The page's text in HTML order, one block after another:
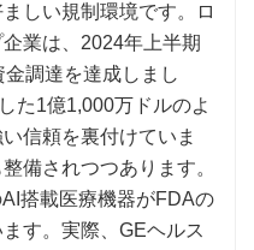
しい規制環境です。ロ
業は、2024年上半期
調達を達成しまし
た1億1,000万ドルのよ
信頼を裏付けていま
備されつつあります。
搭載医療機器がFDAの
す。実際、GEヘルス